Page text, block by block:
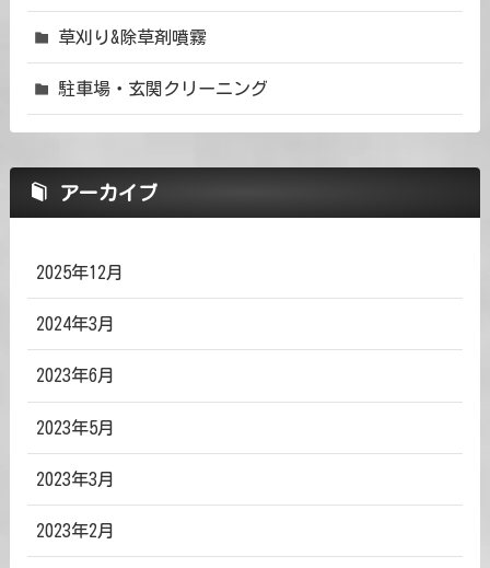
草刈り&除草剤噴霧
駐車場・玄関クリーニング
アーカイブ
2025年12月
2024年3月
2023年6月
2023年5月
2023年3月
2023年2月